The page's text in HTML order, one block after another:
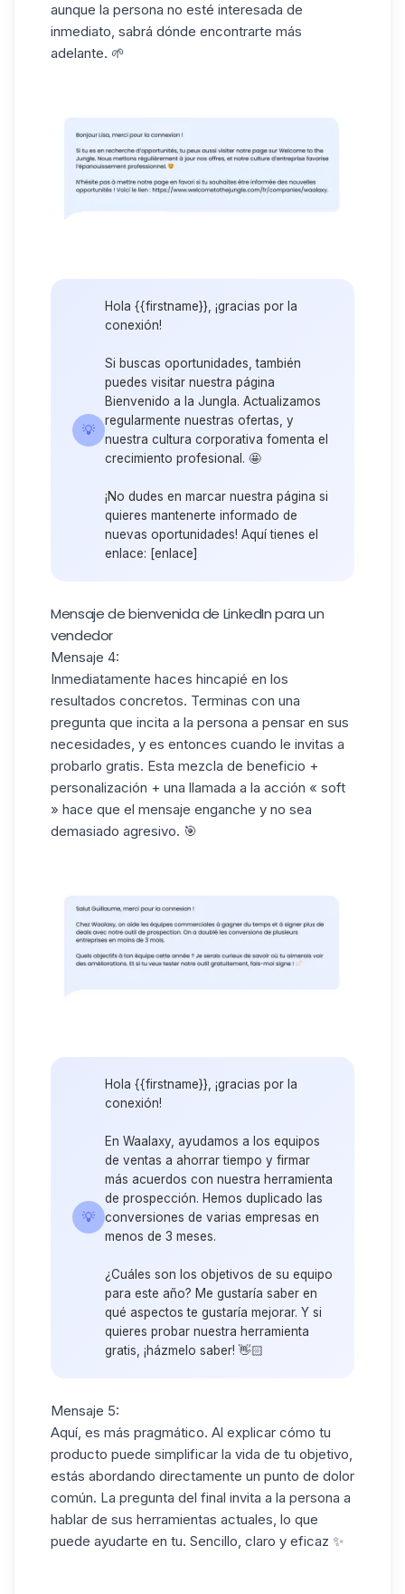
aunque la persona no esté interesada de
inmediato, sabrá dónde encontrarte más
adelante. 🌱
💡
Hola {{firstname}}, ¡gracias por la
conexión!
Si buscas oportunidades, también
puedes visitar nuestra página
Bienvenido a la Jungla. Actualizamos
regularmente nuestras ofertas, y
nuestra cultura corporativa fomenta el
crecimiento profesional. 🤩
¡No dudes en marcar nuestra página si
quieres mantenerte informado de
nuevas oportunidades! Aquí tienes el
enlace: [enlace]
Mensaje de bienvenida de LinkedIn para un
vendedor
Mensaje 4:
Inmediatamente haces hincapié en los
resultados concretos. Terminas con una
pregunta que incita a la persona a pensar en sus
necesidades, y es entonces cuando le invitas a
probarlo gratis. Esta mezcla de beneficio +
personalización + una llamada a la acción « soft
» hace que el mensaje enganche y no sea
demasiado agresivo. 🎯
💡
Hola {{firstname}}, ¡gracias por la
conexión!
En Waalaxy, ayudamos a los equipos
de ventas a ahorrar tiempo y firmar
más acuerdos con nuestra herramienta
de prospección. Hemos duplicado las
conversiones de varias empresas en
menos de 3 meses.
¿Cuáles son los objetivos de su equipo
para este año? Me gustaría saber en
qué aspectos te gustaría mejorar. Y si
quieres probar nuestra herramienta
gratis, ¡házmelo saber! 👋🏻
Mensaje 5:
Aquí, es más pragmático. Al explicar cómo tu
producto puede simplificar la vida de tu objetivo,
estás abordando directamente un punto de dolor
común. La pregunta del final invita a la persona a
hablar de sus herramientas actuales, lo que
puede ayudarte en tu. Sencillo, claro y eficaz ✨